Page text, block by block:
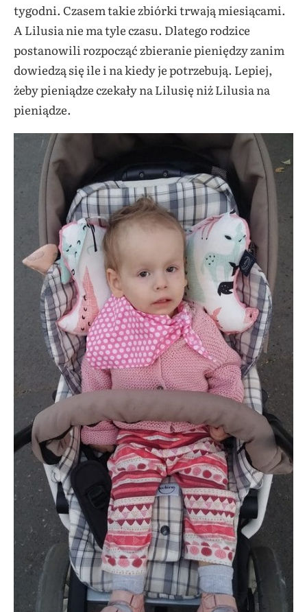
tygodni. Czasem takie zbiórki trwają miesiącami.
A Lilusia nie ma tyle czasu. Dlatego rodzice
postanowili rozpocząć zbieranie pieniędzy zanim
dowiedzą się ile i na kiedy je potrzebują. Lepiej,
żeby pieniądze czekały na Lilusię niż Lilusia na
pieniądze.